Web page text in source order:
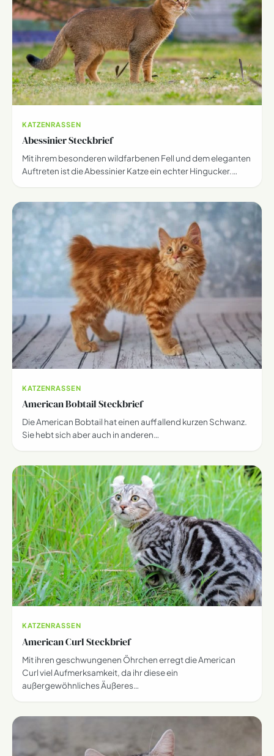
KATZENRASSEN
Abessinier Steckbrief
Mit ihrem besonderen wildfarbenen Fell und dem eleganten
Auftreten ist die Abessinier Katze ein echter Hingucker.…
KATZENRASSEN
American Bobtail Steckbrief
Die American Bobtail hat einen auffallend kurzen Schwanz.
Sie hebt sich aber auch in anderen…
KATZENRASSEN
American Curl Steckbrief
Mit ihren geschwungenen Öhrchen erregt die American
Curl viel Aufmerksamkeit, da ihr diese ein
außergewöhnliches Äußeres…